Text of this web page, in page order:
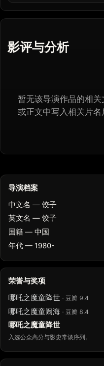
影评与分析
暂无该导演作品的相
或正文中写入相关片名
导演档案
中文名 — 饺子
英文名 — 饺子
国籍 — 中国
年代 — 1980-
荣誉与奖项
哪吒之魔童降世 · 豆瓣 9.4
哪吒之魔童闹海 · 豆瓣 8.4
哪吒之魔童降世
入选公众高分与影史常谈序列。